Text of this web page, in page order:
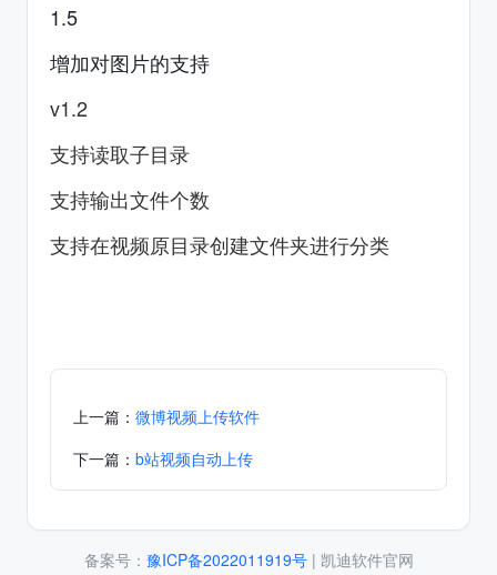
1.5
增加对图片的支持
v1.2
支持读取子目录
支持输出文件个数
支持在视频原目录创建文件夹进行分类
上一篇： 微博视频上传软件
下一篇： b站视频自动上传
备案号： 豫ICP备2022011919号| 凯迪软件官网